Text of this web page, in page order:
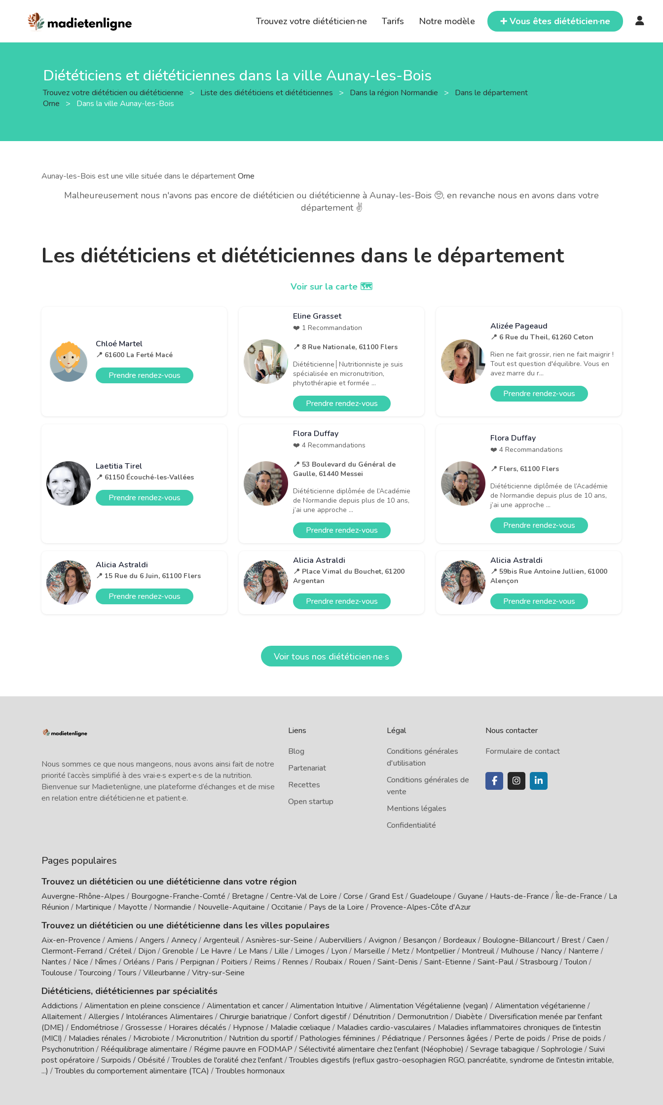
Trouvez votre diététicien·ne Tarifs Notre modèle ➕ Vous êtes diététicien·ne
Diététiciens et diététiciennes dans la ville Aunay-les-Bois
Trouvez votre diététicien ou diététicienne > Liste des diététiciens et diététiciennes > Dans la région Normandie >
Dans le département
Orne
> Dans la ville Aunay-les-Bois
Aunay-les-Bois est une ville située dans le départementOrne
Malheureusement nous n'avons pas encore de diététicien ou diététicienne à Aunay-les-Bois 🥺, en revanche nous en avons dans votre
département ✌️
Les diététiciens et diététiciennes dans le département
Voir sur la carte 🗺️
Chloé Martel
📍 61600 La Ferté Macé
Prendre rendez-vous
Eline Grasset
❤️ 1 Recommandation
📍 8 Rue Nationale, 61100 Flers
Diététicienne│Nutritionniste je suis
spécialisée en micronutrition,
phytothérapie et formée ...
Prendre rendez-vous
Alizée Pageaud
📍 6 Rue du Theil, 61260 Ceton
Rien ne fait grossir, rien ne fait maigrir !
Tout est question d'équilibre. Vous en
avez marre du r...
Prendre rendez-vous
Laetitia Tirel
📍 61150 Écouché-les-Vallées
Prendre rendez-vous
Flora Duffay
❤️ 4 Recommandations
📍 53 Boulevard du Général de
Gaulle, 61440 Messei
Diététicienne diplômée de l’Académie
de Normandie depuis plus de 10 ans,
j’ai une approche ...
Prendre rendez-vous
Flora Duffay
❤️ 4 Recommandations
📍 Flers, 61100 Flers
Diététicienne diplômée de l’Académie
de Normandie depuis plus de 10 ans,
j’ai une approche ...
Prendre rendez-vous
Alicia Astraldi
📍 15 Rue du 6 Juin, 61100 Flers
Prendre rendez-vous
Alicia Astraldi
📍 Place Vimal du Bouchet, 61200
Argentan
Prendre rendez-vous
Alicia Astraldi
📍 59bis Rue Antoine Jullien, 61000
Alençon
Prendre rendez-vous
Voir tous nos diététicien·ne·s
Nous sommes ce que nous mangeons, nous avons ainsi fait de notre
priorité l’accès simplifié à des vrai·e·s expert·e·s de la nutrition.
Bienvenue sur Madietenligne, une plateforme d’échanges et de mise
en relation entre diététicien·ne et patient·e.
Liens
Blog
Partenariat
Recettes
Open startup
Légal
Conditions générales
d'utilisation
Conditions générales de
vente
Mentions légales
Confidentialité
Nous contacter
Formulaire de contact
Pages populaires
Trouvez un diététicien ou une diététicienne dans votre région
Auvergne-Rhône-Alpes / Bourgogne-Franche-Comté / Bretagne /Centre-Val de Loire /Corse /Grand Est/Guadeloupe /Guyane / Hauts-de-France /Île-de-France / La
Réunion / Martinique / Mayotte / Normandie / Nouvelle-Aquitaine /Occitanie / Pays de la Loire / Provence-Alpes-Côte d'Azur
Trouvez un diététicien ou une diététicienne dans les villes populaires
Aix-en-Provence /Amiens /Angers /Annecy/Argenteuil/Asnières-sur-Seine /Aubervilliers /Avignon / Besançon / Bordeaux/ Boulogne-Billancourt/ Brest/Caen /
Clermont-Ferrand /Créteil/ Dijon /Grenoble / Le Havre / Le Mans / Lille / Limoges / Lyon / Marseille / Metz/ Montpellier/ Montreuil/ Mulhouse / Nancy/ Nanterre /
Nantes / Nice / Nîmes /Orléans / Paris / Perpignan / Poitiers / Reims / Rennes / Roubaix/ Rouen /Saint-Denis /Saint-Etienne /Saint-Paul/Strasbourg /Toulon /
Toulouse /Tourcoing /Tours /Villeurbanne /Vitry-sur-Seine
Diététiciens, diététiciennes par spécialités
Addictions /Alimentation en pleine conscience /Alimentation et cancer/Alimentation Intuitive /Alimentation Végétalienne (vegan) /Alimentation végétarienne /
Allaitement/Allergies / Intolérances Alimentaires /Chirurgie bariatrique /Confort digestif/ Dénutrition / Dermonutrition / Diabète / Diversification menée par l'enfant
(DME) / Endométriose /Grossesse / Horaires décalés / Hypnose / Maladie cœliaque / Maladies cardio-vasculaires / Maladies inflammatoires chroniques de l'intestin
(MICI) / Maladies rénales / Microbiote / Micronutrition / Nutrition du sportif/ Pathologies féminines / Pédiatrique / Personnes âgées / Perte de poids / Prise de poids /
Psychonutrition / Rééquilibrage alimentaire / Régime pauvre en FODMAP /Sélectivité alimentaire chez l'enfant (Néophobie) /Sevrage tabagique /Sophrologie /Suivi
post opératoire /Surpoids / Obésité /Troubles de l'oralité chez l'enfant/Troubles digestifs (reflux gastro-oesophagien RGO, pancréatite, syndrome de l'intestin irritable,
...) /Troubles du comportement alimentaire (TCA) /Troubles hormonaux